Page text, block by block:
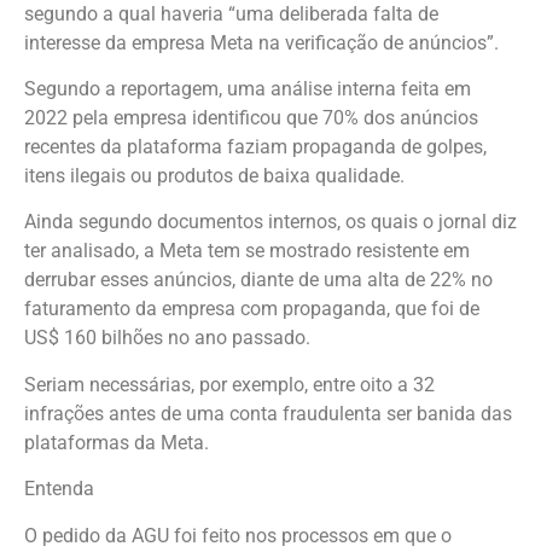
segundo a qual haveria “uma deliberada falta de
interesse da empresa Meta na verificação de anúncios”.
Segundo a reportagem, uma análise interna feita em
2022 pela empresa identificou que 70% dos anúncios
recentes da plataforma faziam propaganda de golpes,
itens ilegais ou produtos de baixa qualidade.
Ainda segundo documentos internos, os quais o jornal diz
ter analisado, a Meta tem se mostrado resistente em
derrubar esses anúncios, diante de uma alta de 22% no
faturamento da empresa com propaganda, que foi de
US$ 160 bilhões no ano passado.
Seriam necessárias, por exemplo, entre oito a 32
infrações antes de uma conta fraudulenta ser banida das
plataformas da Meta.
Entenda
O pedido da AGU foi feito nos processos em que o